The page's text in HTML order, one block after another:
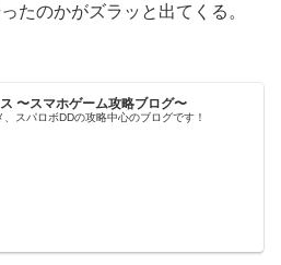
たのかがズラッと出てくる。
〜スマホゲーム攻略ブログ〜
、スパロボDDの攻略中心のブログです！